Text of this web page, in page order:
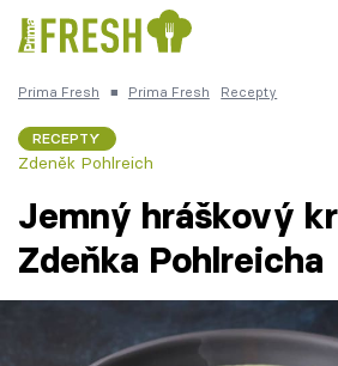
Česká kuchyně
Prima Fresh ■ Prima Fresh Recepty
RECEPTY
Zdeněk Pohlreich
Jemný hráškový
Zdeňka Pohlreicha